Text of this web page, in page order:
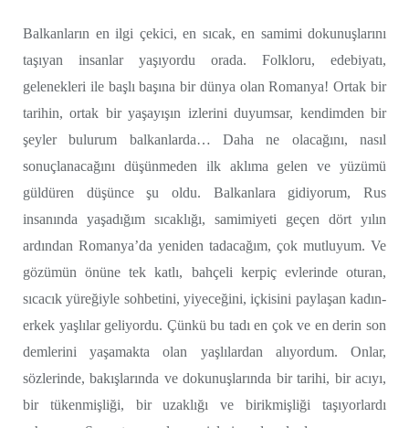
Balkanların en ilgi çekici, en sıcak, en samimi dokunuşlarını
taşıyan insanlar yaşıyordu orada. Folkloru, edebiyatı,
gelenekleri ile başlı başına bir dünya olan Romanya! Ortak bir
tarihin, ortak bir yaşayışın izlerini duyumsar, kendimden bir
şeyler bulurum balkanlarda… Daha ne olacağını, nasıl
sonuçlanacağını düşünmeden ilk aklıma gelen ve yüzümü
güldüren düşünce şu oldu. Balkanlara gidiyorum, Rus
insanında yaşadığım sıcaklığı, samimiyeti geçen dört yılın
ardından Romanya’da yeniden tadacağım, çok mutluyum. Ve
gözümün önüne tek katlı, bahçeli kerpiç evlerinde oturan,
sıcacık yüreğiyle sohbetini, yiyeceğini, içkisini paylaşan kadın-
erkek yaşlılar geliyordu. Çünkü bu tadı en çok ve en derin son
demlerini yaşamakta olan yaşlılardan alıyordum. Onlar,
sözlerinde, bakışlarında ve dokunuşlarında bir tarihi, bir acıyı,
bir tükenmişliği, bir uzaklığı ve birikmişliği taşıyorlardı